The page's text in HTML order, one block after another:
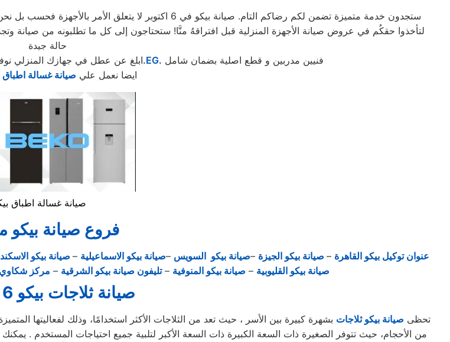
ستجدون خدمة متميزة تضمن لكم رضاكم التام. صيانة بيكو في 6 اكتوبر لا يتعلق الأمر بالأجهزة فحسب بل نحن نقوم بالعديد من الخدمات المنزلية اغتنموا هذه الفرصة المحدودة و
حالة جيدة
ابلغ عن عطل في جهازك المنزلي.EG. فنيين مدربين و قطع اصلية بضمان شامل
ايضا نعمل علي صيانة غسالة اطباق
صيانة غسالة اطباق بيكو 6
فروع صيانة بيكو
عنوان توكيل بيكو القاهرة – صيانة بيكو الجيزة –صيانة بيكو السويس –صيانة بيكو الاسماعيلية – صيانة بيكو
صيانة بيكو القليوبية – صيانة بيكو المنوفية –تليفون صيانة بيكو الشرقية – مركز شكاوي
صيانة ثلاجات بيكو 6 اكتوبر
تحظى صيانة بيكو ثلاجات